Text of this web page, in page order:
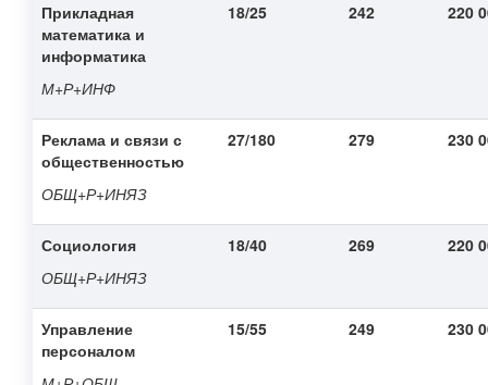
Прикладная
математика и
информатика
М+Р+ИНФ
18/25 242 220
Реклама и связи с
общественностью
ОБЩ+Р+ИНЯЗ
27/180 279 230
Социология
ОБЩ+Р+ИНЯЗ
18/40 269 220
Управление
персоналом
15/55 249 230